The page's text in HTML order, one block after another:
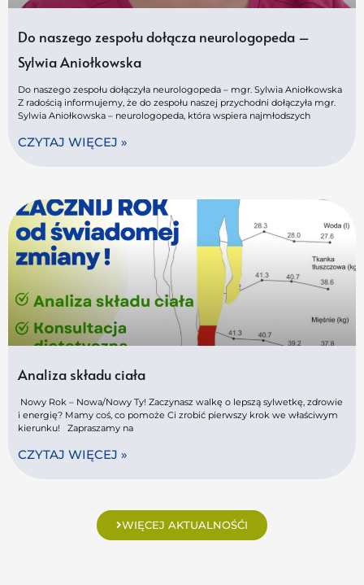
Do naszego zespołu dołącza neurologopeda –
Sylwia Aniołkowska
Do naszego zespołu dołączyła neurologopeda – mgr. Sylwia Aniołkowska
Z radością informujemy, że do zespołu naszej przychodni dołączyła mgr.
Sylwia Aniołkowska – neurologopeda, która wspiera najmłodszych
CZYTAJ WIĘCEJ »
Analiza składu ciała
Nowy Rok – Nowa/Nowy Ty! Zaczynasz walkę o lepszą sylwetkę, zdrowie
i energię? Mamy coś, co pomoże Ci zrobić pierwszy krok we właściwym
kierunku! Zapraszamy na
CZYTAJ WIĘCEJ »
WIĘCEJ AKTUALNOŚĆI